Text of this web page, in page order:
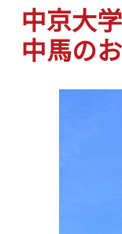
中京大
中馬の